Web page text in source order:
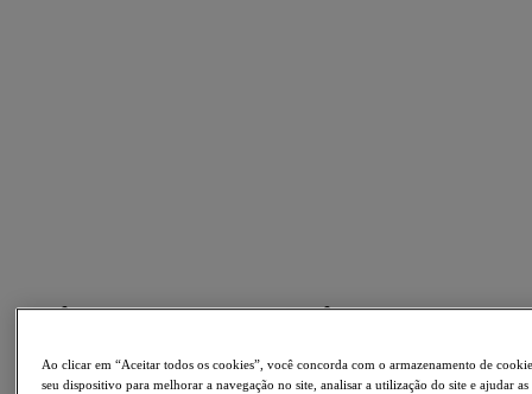
Ao clicar em “Aceitar todos os cookies”, você concorda com o armazenamento de
seu dispositivo para melhorar a navegação no site, analisar a utilização do site e ajudar as